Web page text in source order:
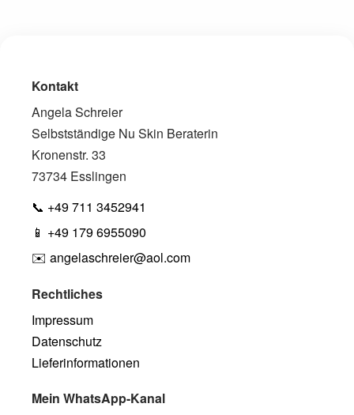
Kontakt
Angela Schreier
Selbstständige Nu Skin Beraterin
Kronenstr. 33
73734 Esslingen
📞 +49 711 3452941
📱 +49 179 6955090
✉️ angelaschreier@aol.com
Rechtliches
Impressum
Datenschutz
Lieferinformationen
Mein WhatsApp-Kanal